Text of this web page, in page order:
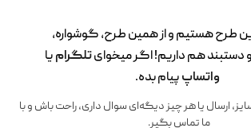
طرح‌ هستیم و از همین طرح، گوشواره،
دستبند هم داریم! اگر میخوایتلگرامیا
واتساپپیام بده.
ارسال یا هر چیز دیگه‌ای سوال داری، راحت باش و با
ما تماس بگیر.